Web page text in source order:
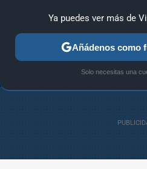
ANÁLISIS GUÍAS Y TRUCOS
Ya puedes ver más de
Añádenos como
Solo necesitas una